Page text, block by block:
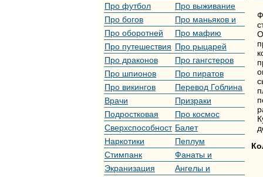
Про футбол
Про выживание
Про богов
Про маньяков и
серийных убийц
Про оборотней
Про мафию
Про путешествия
во времени
Про рыцарей
Про драконов
Про гангстеров
Про шпионов
Про пиратов
Про викингов
Перевод Гоблина
Врачи
Призраки
Подростковая
жестокость
Про космос
СверхспособностиБалет
Наркотики
Пеплум
Стимпанк
Фанаты и
Скинхеды
Экранизация
Ангелы и